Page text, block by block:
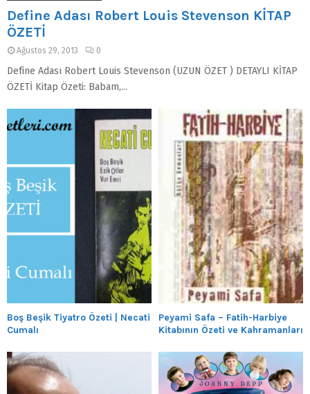
Define Adası Robert Louis Stevenson KİTAP
ÖZETİ
Ağustos 29, 2013 0
Define Adası Robert Louis Stevenson (UZUN ÖZET ) DETAYLI KİTAP
ÖZETİ Kitap Özeti: Babam,...
Boş Beşik Tiyatro Özeti | Necati
Cumalı
Peyami Safa – Fatih-Harbiye
Kitabının Özeti ve Kahramanları